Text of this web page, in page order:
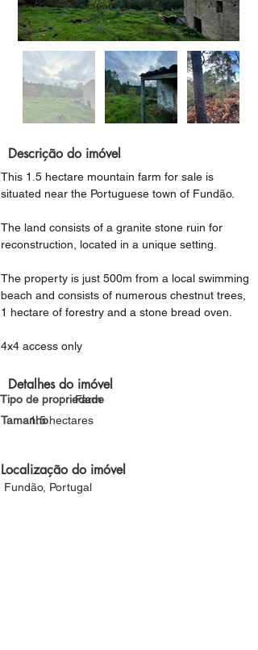
Descrição do imóvel
This 1.5 hectare mountain farm for sale is
situated near the Portuguese town of Fundão.
The land consists of a granite stone ruin for
reconstruction, located in a unique setting.
The property is just 500m from a local swimming
beach and consists of numerous chestnut trees,
1 hectare of forestry and a stone bread oven.
4x4 access only
Detalhes do imóvel
Tipo de propriedade
Farm
Tamanho1.5 hectares
Localização do imóvel
Fundão, Portugal